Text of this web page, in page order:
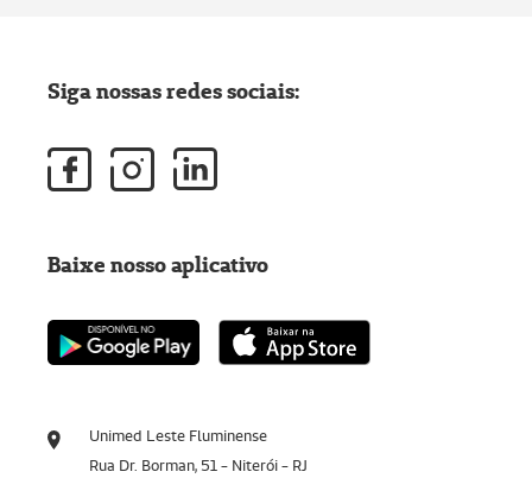
Unimed Leste Fluminense
Rua Dr. Borman, 51 - Niterói - RJ
Siga nossas redes sociais:
Baixe nosso aplicativo